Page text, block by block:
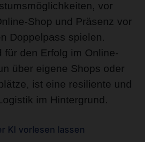
vor
Shop und Präsenz vor
Doppelpass spielen.
für den Erfolg im Online-
über eigene Shops oder
ist eine resiliente und
im Hintergrund.